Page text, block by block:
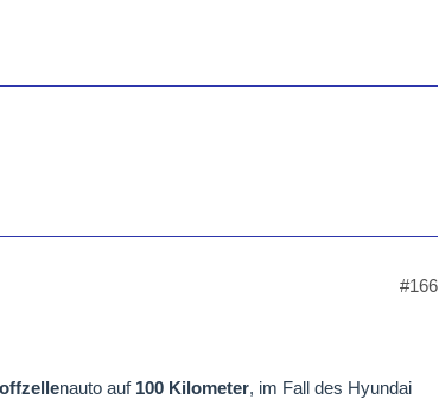
#166
nauto auf 100 Kilometer, im Fall des Hyundai